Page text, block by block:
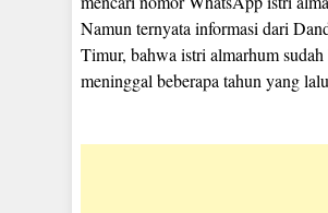
Namun ternyata informasi dari
Timur, bahwa istri almarhum
meninggal beberapa tahun yang